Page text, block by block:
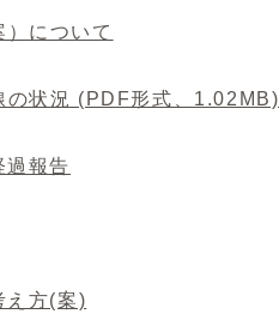
について
の状況 (PDF形式、1.02MB)
過報告
え方(案)